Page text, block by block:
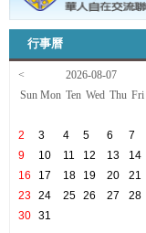
行事曆
< 2026-08-07
Sun Mon Ten Wed Thu Fri
2
3 4 5 6 7
9
10 11 12 13 14
16
17 18 19 20 21
23 24 25 26 27 28
30 31